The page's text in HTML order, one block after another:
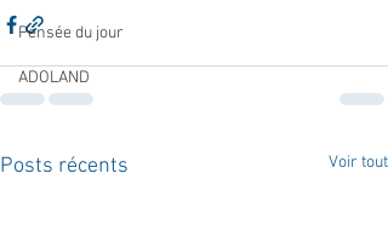
Pensée du jour
ADOLAND
Posts récents Voir tout